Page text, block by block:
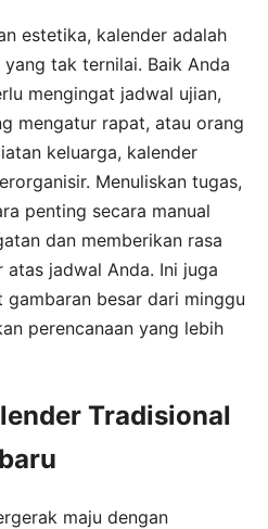
estetika, kalender adalah
tak ternilai. Baik Anda
mengingat jadwal ujian,
mengatur rapat, atau orang
keluarga, kalender
Menuliskan tugas,
penting secara manual
dan memberikan rasa
jadwal Anda. Ini juga
gambaran besar dari minggu
perencanaan yang lebih
Tradisional
maju dengan